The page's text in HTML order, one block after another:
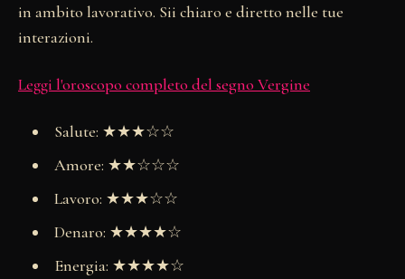
in ambito lavorativo. Sii chiaro e diretto nelle tue
interazioni.
Leggi l'oroscopo completo del segno Vergine
Salute: ★★★☆☆
Amore: ★★☆☆☆
Lavoro: ★★★☆☆
Denaro: ★★★★☆
Energia: ★★★★☆